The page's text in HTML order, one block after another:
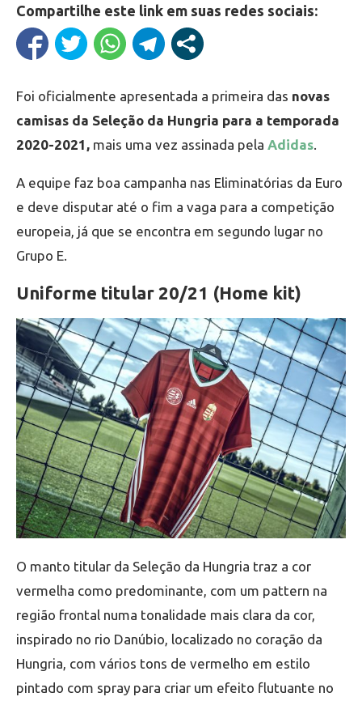
Compartilhe este link em suas redes sociais:
Foi oficialmente apresentada a primeira das novas
camisas da Seleção da Hungria para a temporada
2020-2021, mais uma vez assinada pela Adidas.
A equipe faz boa campanha nas Eliminatórias da Euro
e deve disputar até o fim a vaga para a competição
europeia, já que se encontra em segundo lugar no
Grupo E.
Uniforme titular 20/21 (Home kit)
O manto titular da Seleção da Hungria traz a cor
vermelha como predominante, com um pattern na
região frontal numa tonalidade mais clara da cor,
inspirado no rio Danúbio, localizado no coração da
Hungria, com vários tons de vermelho em estilo
pintado com spray para criar um efeito flutuante no